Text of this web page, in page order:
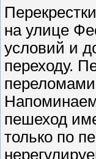
на улице
условий и
переходу.
пешеход
только по